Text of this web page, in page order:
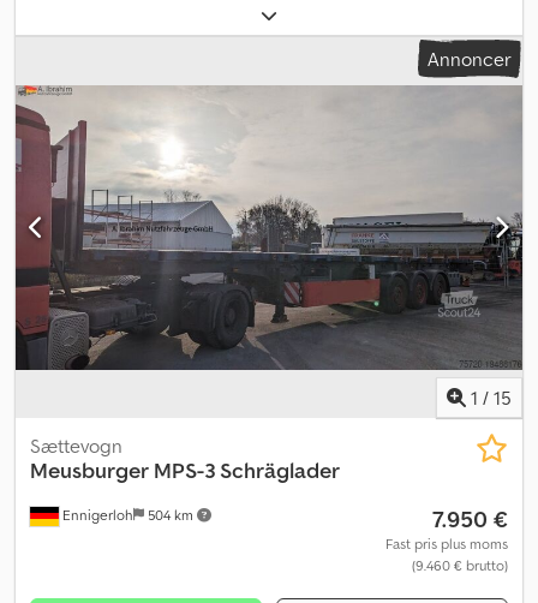
, akslekonfiguration:
førerhus:sovekabine, geartype:automatisk, Produktionsår:2020,
ABS, AdBlue, Bluetooth, EBS (Elektronisk Bremsesystem),
Tachograf, USB-port, anden brændstoftank,
bakkestartassistent, bordincomputer, centrallås,
differentialespær, el-betjent spejl, elektrisk rudehejs,
elektronisk stabilitetsprogram (ESP), fartpilot, fuld
servicehistorik, klimaanlæg, køleskab, navigationssystem,
parkeringsvarmer, retarder, servostyring, sodfilter, spoiler,
sædevarmer, traktionskontrol, tågelygter,
vognbaneførerassistent
, KØRETØJET ER I FREMRAGENDE
STAND, FÅ KILOMETER Dcjdpfx Apox N Hrlj Hjk
Annoncer
1 / 15
Ennigerloh 504 km
Sættevogn
Meusburger MPS-3 Schräglader
7.950 €
Fast pris plus moms
(9.460 € brutto)